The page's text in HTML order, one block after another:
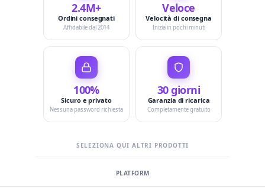
2.4M+
Ordini consegnati
Affidabile dal 2014
Veloce
Velocità di consegna
Inizia in pochi minuti
100%
Sicuro e privato
Nessuna password richiesta
30 giorni
Garanzia di ricarica
Completamente gratuito
SELEZIONA QUI ALTRI PRODOTTI